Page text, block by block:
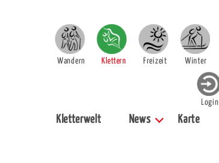
Wandern Klettern Freizeit Winter
Login
Kletterwelt News Karte